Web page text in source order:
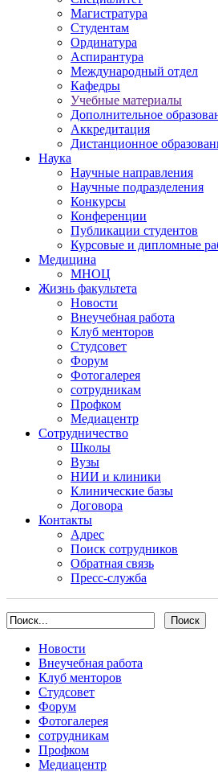
Магистратура
Студентам
Ординатура
Аспирантура
Международный отдел
Кафедры
Учебные материалы
Дополнительное
Аккредитация
Дистанционное
Наука
Научные направления
Научные подразделения
Конкурсы
Конференции
Публикации студентов
Курсовые и дипломные
Медицина
МНОЦ
Жизнь факультета
Новости
Внеучебная работа
Клуб менторов
Студсовет
Форум
Фотогалерея
сотрудникам
Профком
Медиацентр
Сотрудничество
Школы
Вузы
НИИ и клиники
Клинические базы
Договора
Контакты
Адрес
Поиск сотрудников
Обратная связь
Пресс-служба
Новости
Внеучебная работа
Клуб менторов
Студсовет
Форум
Фотогалерея
сотрудникам
Профком
Медиацентр